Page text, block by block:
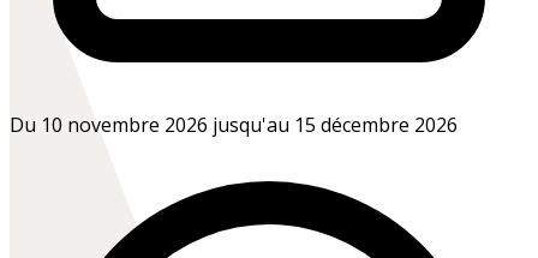
Du 10 novembre 2026 jusqu'au 15 décembre 2026